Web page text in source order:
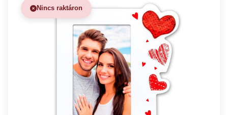
Nincs raktáron